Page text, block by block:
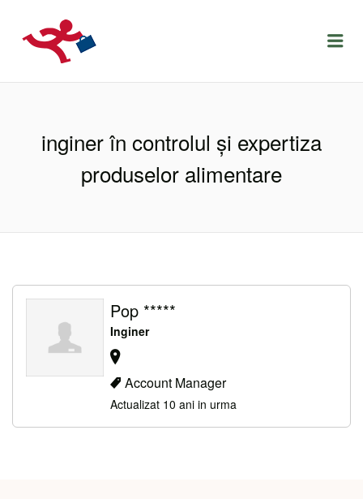
LOCURIDEMUNCACLUJ.NET
inginer în controlul și expertiza
produselor alimentare
Pop *****
Inginer
Account Manager
Actualizat 10 ani in urma